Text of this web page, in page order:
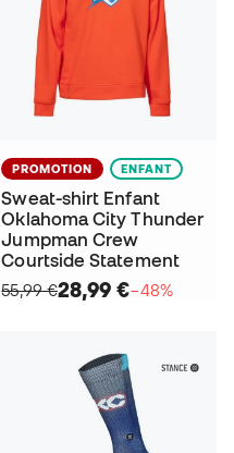
PROMOTION ENFANT
Sweat-shirt Enfant
Oklahoma City Thunder
Jumpman Crew
Courtside Statement
55,99 €28,99 €−48%